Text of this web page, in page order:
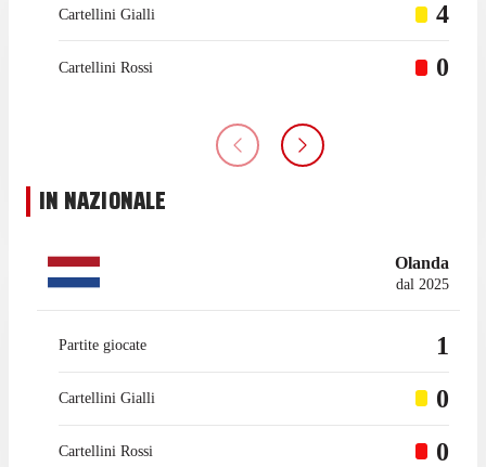
Cartellini Gialli 4
Cartellini Rossi 0
IN NAZIONALE
Olanda
dal 2025
Partite giocate 1
Cartellini Gialli 0
Cartellini Rossi 0